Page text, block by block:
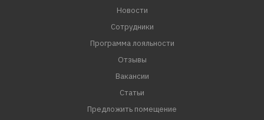
Новости
Сотрудники
Программа лояльности
Отзывы
Вакансии
Статьи
Предложить помещение